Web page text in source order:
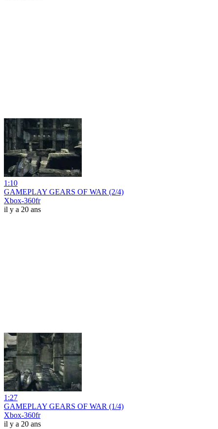
1:10
GAMEPLAY GEARS OF WAR (2/4)
Xbox-360fr
il y a 20 ans
1:27
GAMEPLAY GEARS OF WAR (1/4)
Xbox-360fr
il y a 20 ans